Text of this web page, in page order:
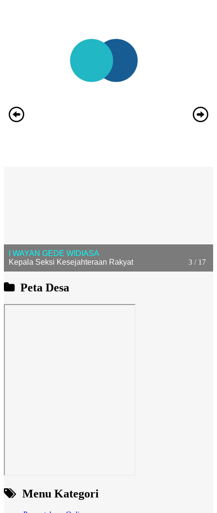
3 / 17
I WAYAN GEDE WIDIASA
Kepala Seksi Kesejahteraan Rakyat
Peta Desa
Menu Kategori